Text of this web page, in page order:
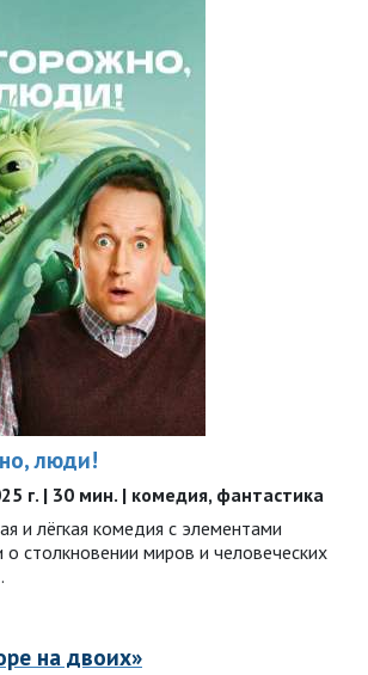
люди!
г. | 30 мин. | комедия, фантастика
и лёгкая комедия с элементами
о столкновении миров и человеческих
на двоих»